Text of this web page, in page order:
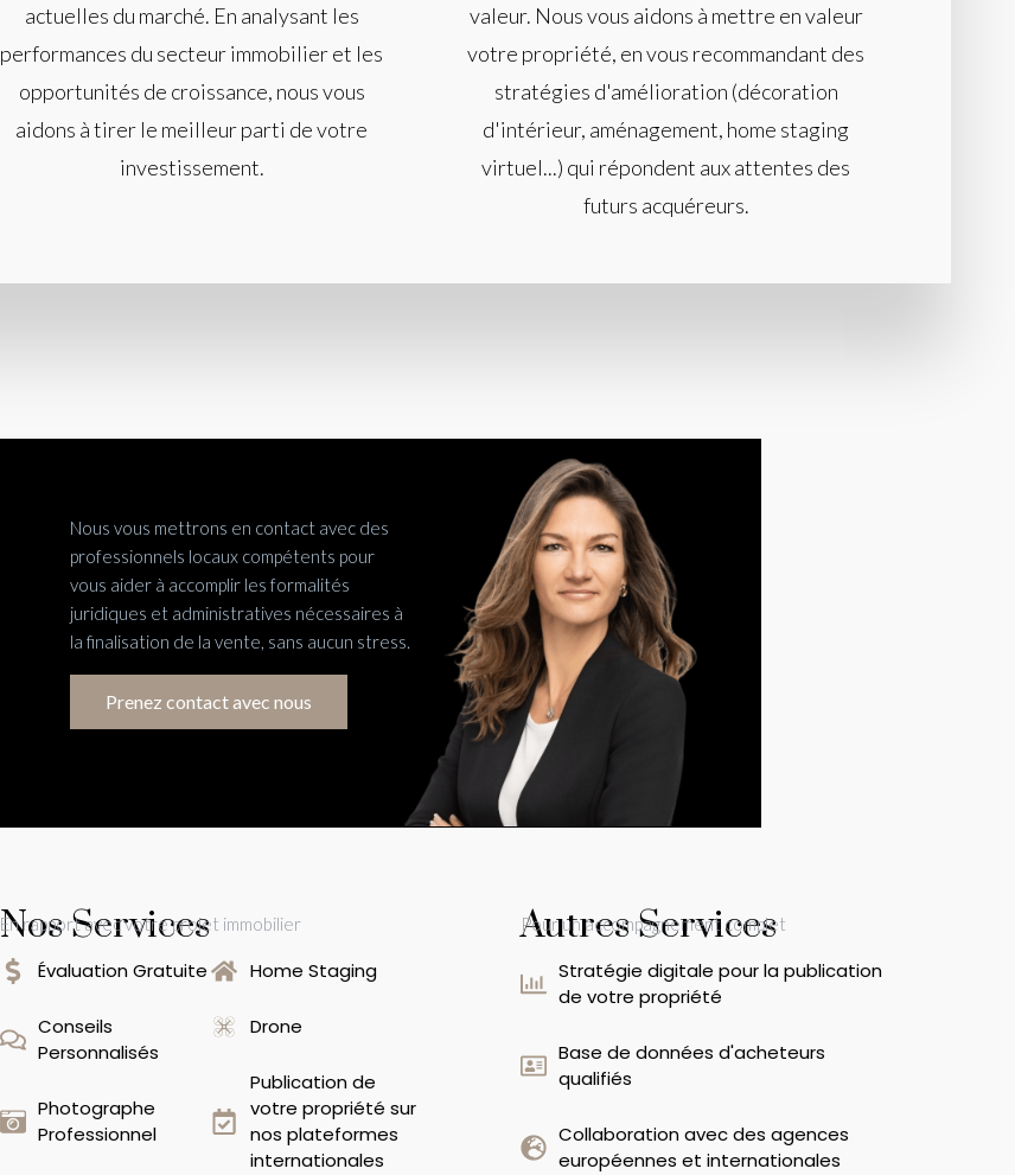
actuelles du marché. En analysant les
performances du secteur immobilier et les
opportunités de croissance, nous vous
aidons à tirer le meilleur parti de votre
investissement.
valeur. Nous vous aidons à mettre en valeur
votre propriété, en vous recommandant des
stratégies d'amélioration (décoration
d'intérieur, aménagement, home staging
virtuel...) qui répondent aux attentes des
futurs acquéreurs.
Nous vous mettrons en contact avec des
professionnels locaux compétents pour
vous aider à accomplir les formalités
juridiques et administratives nécessaires à
la finalisation de la vente, sans aucun stress.
Prenez contact avec nous
Nos Services
En rapport avec votre projet immobilier
Évaluation Gratuite
Conseils
Personnalisés
Photographe
Professionnel
Home Staging
Drone
Publication de
votre propriété sur
nos plateformes
internationales
Autres Services
Pour un accompagnement complet
Stratégie digitale pour la publication
de votre propriété
Base de données d'acheteurs
qualifiés
Collaboration avec des agences
européennes et internationales